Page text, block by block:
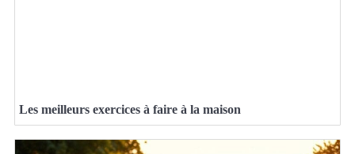
Les meilleurs exercices à faire à la maison